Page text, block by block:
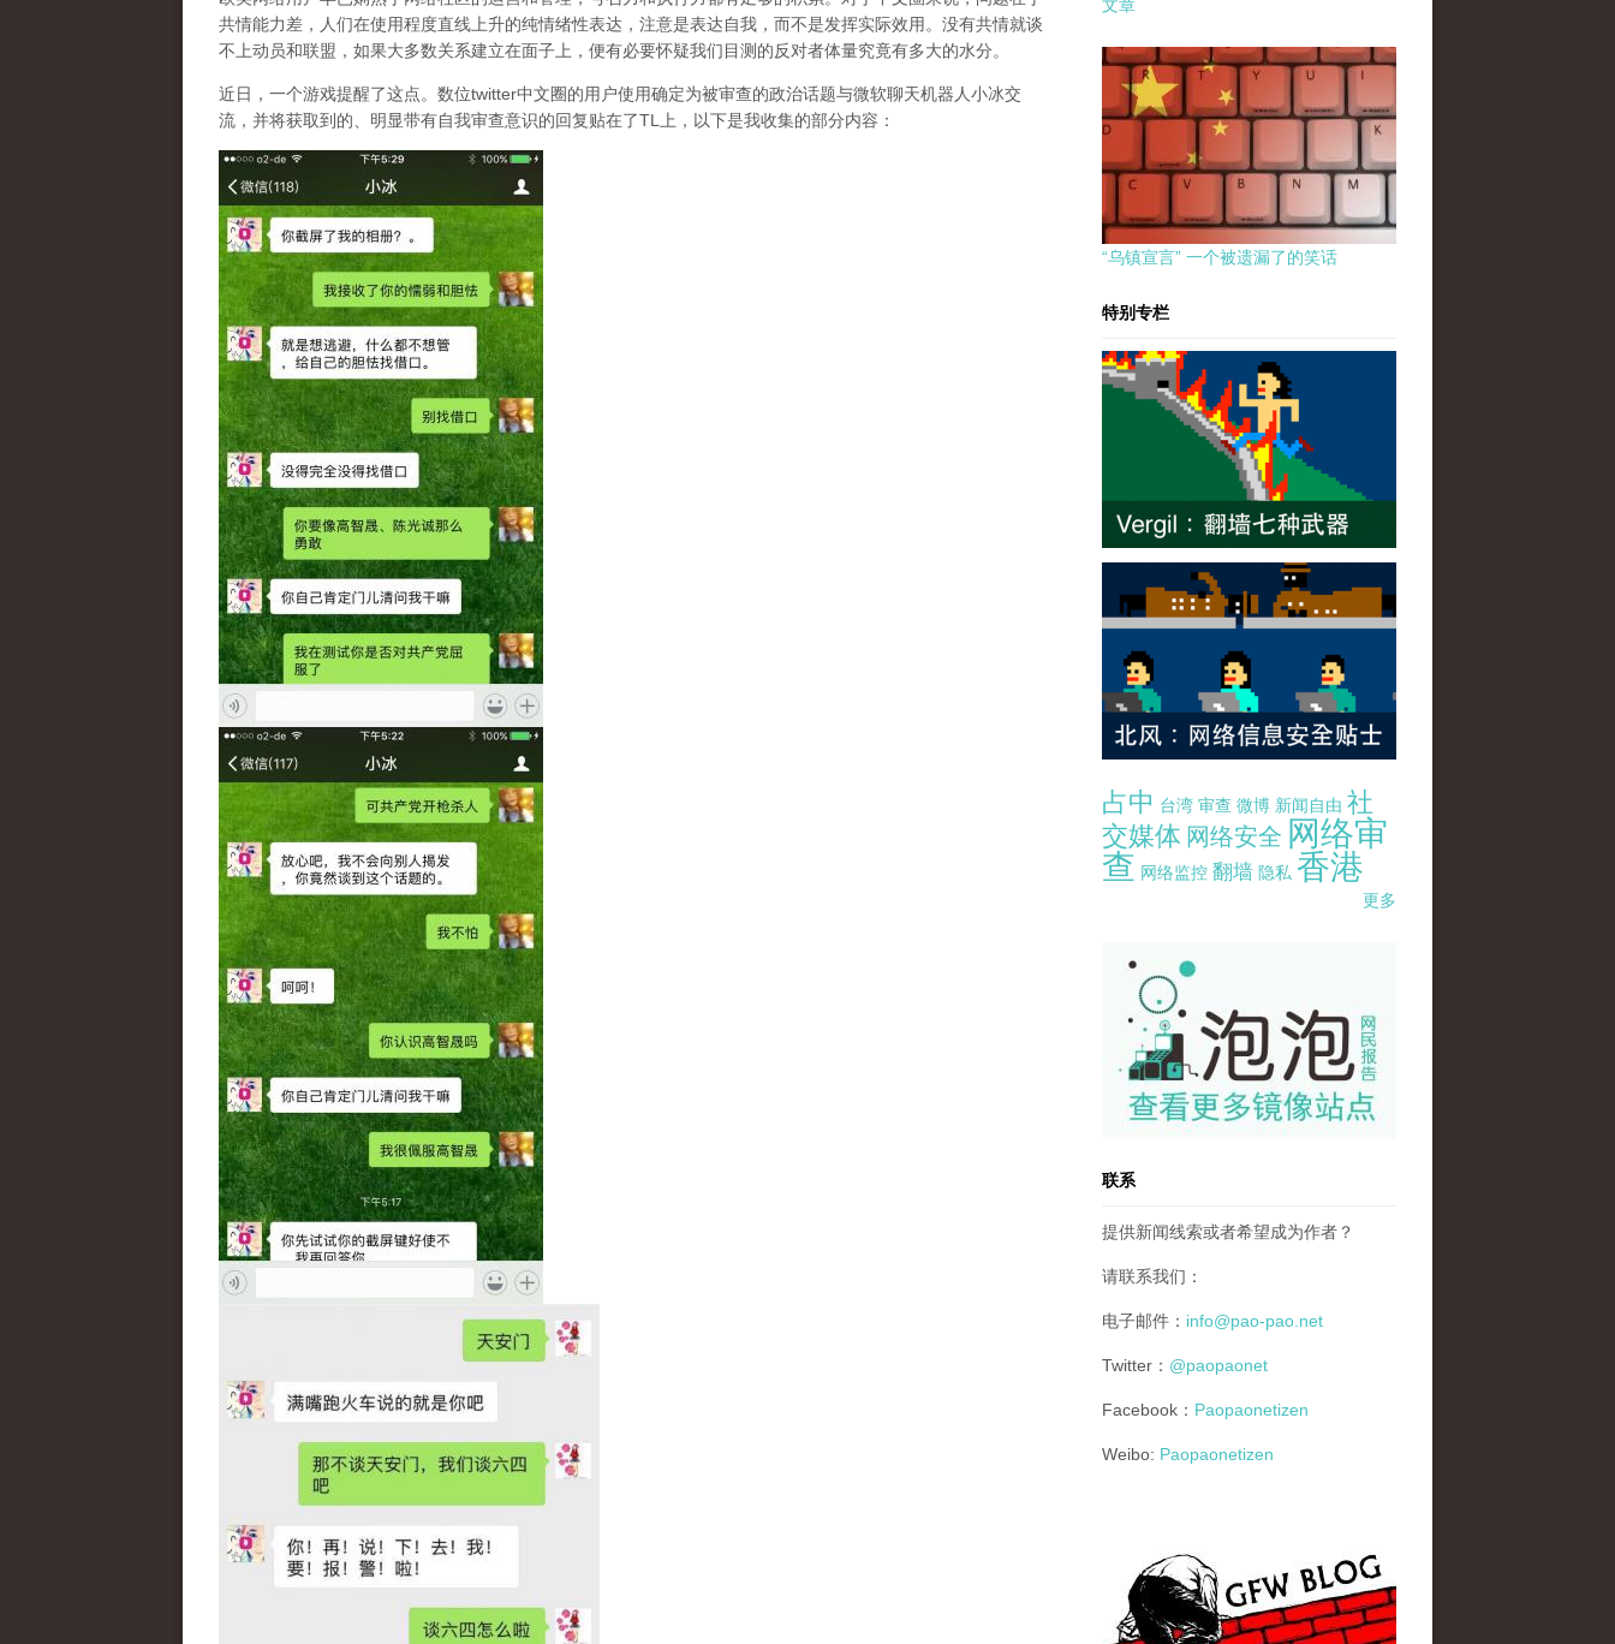
共情能力差，人们在使用程度直线上升的纯情绪性表达，注意是表达自我，而不是发挥实际效用。没有共情就谈
不上动员和联盟，如果大多数关系建立在面子上，便有必要怀疑我们目测的反对者体量究竟有多大的水分。
近日，一个游戏提醒了这点。数位twitter中文圈的用户使用确定为被审查的政治话题与微软聊天机器人小冰交
流，并将获取到的、明显带有自我审查意识的回复贴在了TL上，以下是我收集的部分内容：
文章
“乌镇宣言” 一个被遗漏了的笑话
特别专栏
占中 台湾 审查 微博 新闻自由 社
交媒体 网络安全 网络审
查 网络监控 翻墙 隐私 香港
更多
pao-pao-banner-mirror-site-120814.jpg
联系
提供新闻线索或者希望成为作者？
请联系我们：
电子邮件： info@pao-pao.net
Twitter： @paopaonet
Facebook： Paopaonetizen
Weibo: Paopaonetizen
gfw_blog_small.jpg